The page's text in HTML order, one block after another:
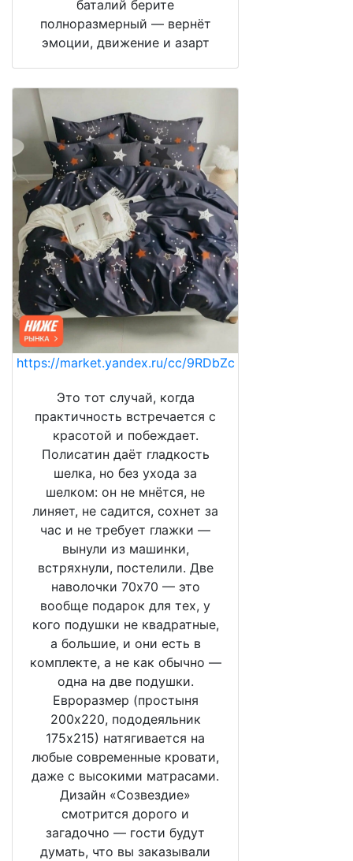
баталий берите
полноразмерный — вернёт
эмоции, движение и азарт
https://market.yandex.ru/cc/9RDbZc
Это тот случай, когда
практичность встречается с
красотой и побеждает.
Полисатин даёт гладкость
шелка, но без ухода за
шелком: он не мнётся, не
линяет, не садится, сохнет за
час и не требует глажки —
вынули из машинки,
встряхнули, постелили. Две
наволочки 70х70 — это
вообще подарок для тех, у
кого подушки не квадратные,
а большие, и они есть в
комплекте, а не как обычно —
одна на две подушки.
Евроразмер (простыня
200х220, пододеяльник
175х215) натягивается на
любые современные кровати,
даже с высокими матрасами.
Дизайн «Созвездие»
смотрится дорого и
загадочно — гости будут
думать, что вы заказывали